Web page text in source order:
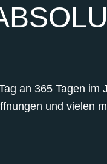
an 365 Tagen im
und vielen